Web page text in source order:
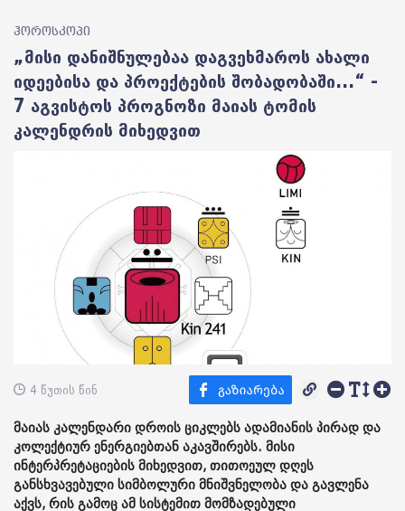
ჰოროსკოპი
„მისი დანიშნულებაა დაგვეხმაროს ახალი
იდეებისა და პროექტების შობადობაში...“ -
7 აგვისტოს პროგნოზი მაიას ტომის
კალენდრის მიხედვით
4 წუთის წინ
მაიას კალენდარი დროის ციკლებს ადამიანის პირად და
კოლექტიურ ენერგიებთან აკავშირებს. მისი
ინტერპრეტაციების მიხედვით, თითოეულ დღეს
განსხვავებული სიმბოლური მნიშვნელობა და გავლენა
აქვს, რის გამოც ამ სისტემით მომზადებული